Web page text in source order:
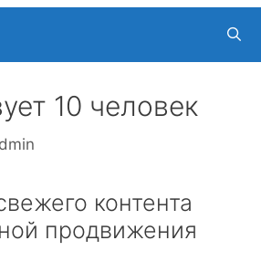
10 человек
контента
продвижения